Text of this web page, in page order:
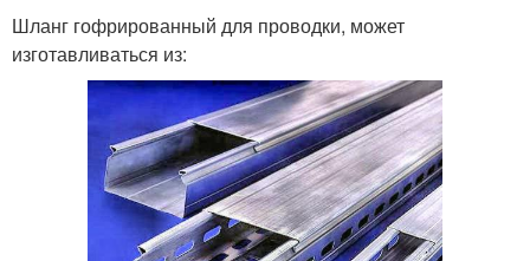
Шланг гофрированный для проводки, может
изготавливаться из: